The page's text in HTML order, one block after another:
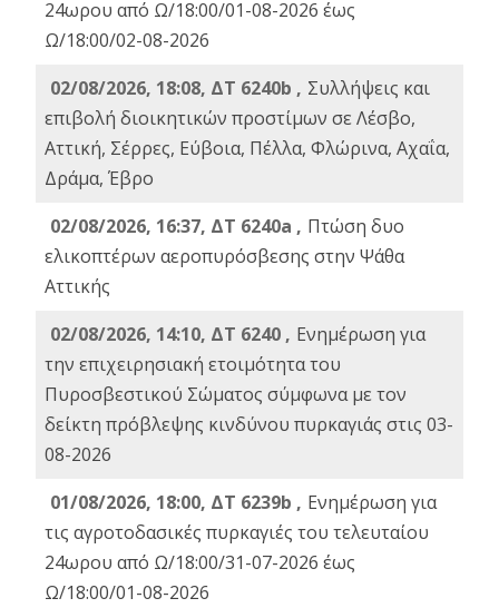
24ωρου από Ω/18:00/01-08-2026 έως
Ω/18:00/02-08-2026
02/08/2026, 18:08, ΔΤ 6240b , Συλλήψεις και
επιβολή διοικητικών προστίμων σε Λέσβο,
Αττική, Σέρρες, Εύβοια, Πέλλα, Φλώρινα, Αχαΐα,
Δράμα, Έβρο
02/08/2026, 16:37, ΔΤ 6240a , Πτώση δυο
ελικοπτέρων αεροπυρόσβεσης στην Ψάθα
Αττικής
02/08/2026, 14:10, ΔΤ 6240 , Ενημέρωση για
την επιχειρησιακή ετοιμότητα του
Πυροσβεστικού Σώματος σύμφωνα με τον
δείκτη πρόβλεψης κινδύνου πυρκαγιάς στις 03-
08-2026
01/08/2026, 18:00, ΔΤ 6239b , Ενημέρωση για
τις αγροτοδασικές πυρκαγιές του τελευταίου
24ωρου από Ω/18:00/31-07-2026 έως
Ω/18:00/01-08-2026